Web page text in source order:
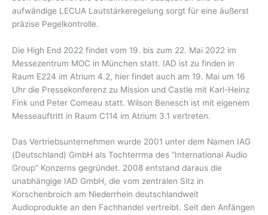
aufwändige LECUA Lautstärkeregelung sorgt für eine äußerst
präzise Pegelkontrolle.
Die High End 2022 findet vom 19. bis zum 22. Mai 2022 im
Messezentrum MOC in München statt. IAD ist zu finden in
Raum E224 im Atrium 4.2, hier findet auch am 19. Mai um 16
Uhr die Pressekonferenz zu Mission und Castle mit Karl-Heinz
Fink und Peter Comeau statt. Wilson Benesch ist mit eigenem
Messeauftritt in Raum C114 im Atrium 3.1 vertreten.
Das Vertriebsunternehmen wurde 2001 unter dem Namen IAG
(Deutschland) GmbH als Tochterrma des “International Audio
Group” Konzerns gegründet. 2008 entstand daraus die
unabhängige IAD GmbH, die vom zentralen Sitz in
Korschenbroich am Niederrhein deutschlandweit
Audioprodukte an den Fachhandel vertreibt. Seit den Anfängen